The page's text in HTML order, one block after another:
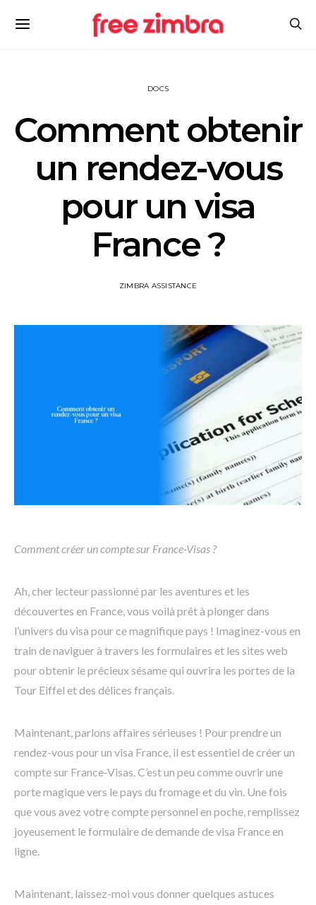
DOCS
Comment obtenir
un rendez-vous
pour un visa
France ?
ZIMBRA ASSISTANCE
Comment créer un compte sur France-Visas ?
Ah, cher lecteur passionné par les aventures et les
découvertes en France, vous voilà prêt à plonger dans
l’univers du visa pour ce magnifique pays ! Imaginez-vous en
train de naviguer à travers les formulaires et les sites web
pour obtenir le précieux sésame qui ouvrira les portes de la
Tour Eiffel et des délices français.
Maintenant, parlons affaires sérieuses ! Pour prendre un
rendez-vous pour un visa France, il est essentiel de créer un
compte sur France-Visas. C’est un peu comme ouvrir une
porte magique vers le pays du fromage et du vin. Une fois
que vous avez votre compte personnel en poche, remplissez
joyeusement le formulaire de demande de visa France en
ligne.
Maintenant, laissez-moi vous donner quelques astuces